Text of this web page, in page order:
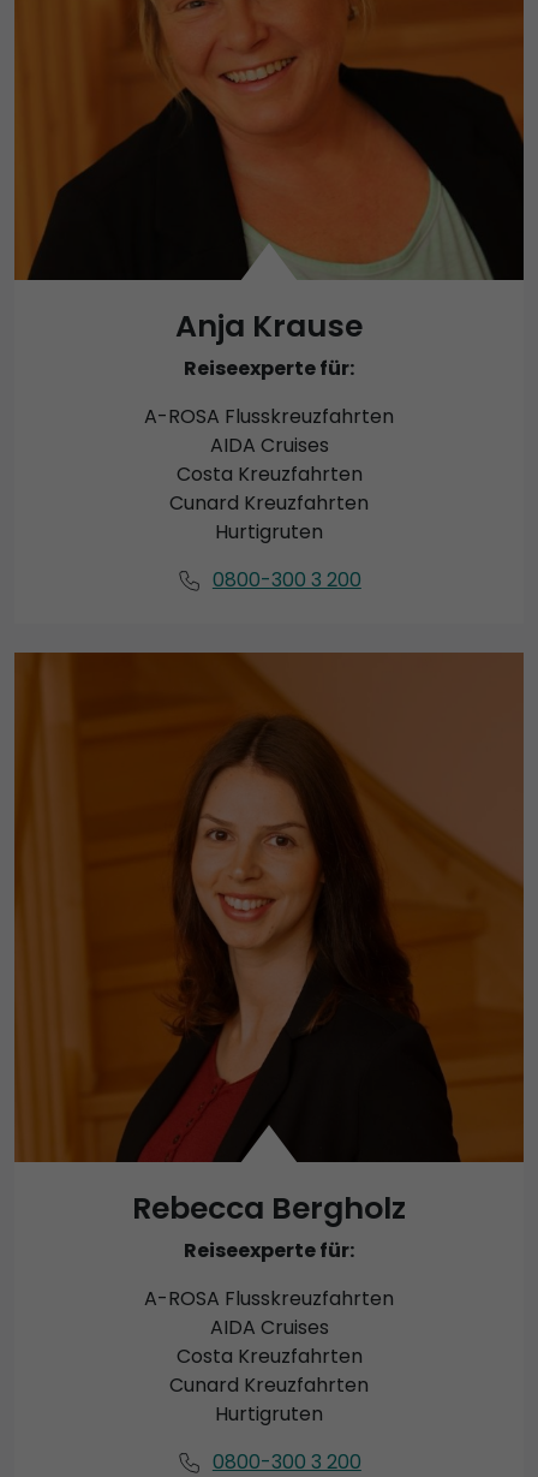
Anja Krause
Reiseexperte für:
A-ROSA Flusskreuzfahrten
AIDA Cruises
Costa Kreuzfahrten
Cunard Kreuzfahrten
Hurtigruten
0800-300 3 200
Rebecca Bergholz
Reiseexperte für:
A-ROSA Flusskreuzfahrten
AIDA Cruises
Costa Kreuzfahrten
Cunard Kreuzfahrten
Hurtigruten
0800-300 3 200